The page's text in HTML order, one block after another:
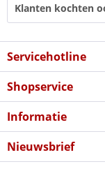
Klanten kochten
Servicehotline
Shopservice
Informatie
Nieuwsbrief